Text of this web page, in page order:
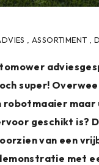
,ASSORTIMENT
super!
robotmaaier maar
geschikt is?
van een
met